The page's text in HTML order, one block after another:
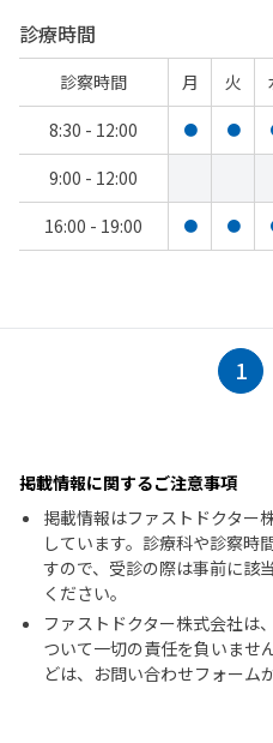
診療時間
診察時間 月 火
8:30 - 12:00
● ●
9:00 - 12:00
16:00 - 19:00 ● ●
1
掲載情報に関するご注意事項
掲載情報はファストドクター
しています。診療科や診察時
すので、受診の際は事前に該
ください。
ファストドクター株式会社は
ついて一切の責任を負いませ
どは、お問い合わせフォーム